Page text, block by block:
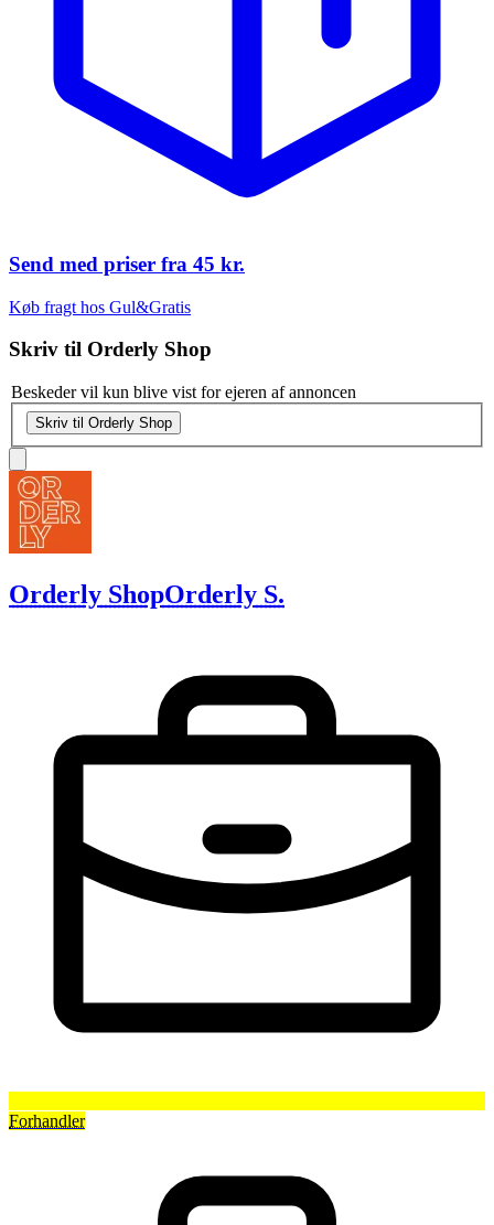
Send med priser fra 45 kr.
Køb fragt hos Gul&Gratis
Skriv til Orderly Shop
Beskeder vil kun blive vist for ejeren af annoncen
Skriv til Orderly Shop
Orderly ShopOrderly S.
Forhandler